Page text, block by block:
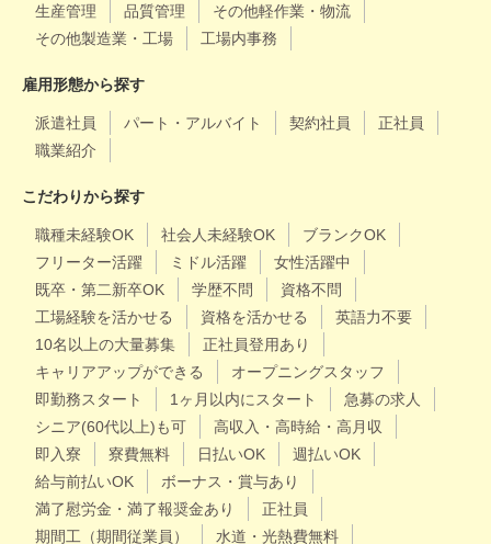
生産管理
品質管理
その他軽作業・物流
その他製造業・工場
工場内事務
雇用形態から探す
派遣社員 パート・アルバイト 契約社員
正社員
職業紹介
こだわりから探す
職種未経験OK 社会人未経験OK
ブランクOK
フリーター活躍
ミドル活躍
女性活躍中
既卒・第二新卒OK
学歴不問
資格不問
工場経験を活かせる
資格を活かせる
英語力不要
10名以上の大量募集
正社員登用あり
キャリアアップができる
オープニングスタッフ
即勤務スタート
1ヶ月以内にスタート
急募の求人
シニア(60代以上)も可
高収入・高時給・高月収
即入寮
寮費無料 日払いOK
週払いOK
給与前払いOK
ボーナス・賞与あり
満了慰労金・満了報奨金あり
正社員
期間工（期間従業員）
水道・光熱費無料